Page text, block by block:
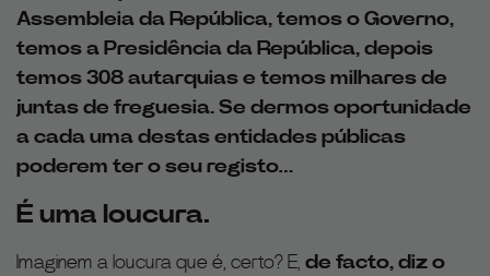
Assembleia da República, temos o Governo,
temos a Presidência da República, depois
temos 308 autarquias e temos milhares de
juntas de freguesia. Se dermos oportunidade
a cada uma destas entidades públicas
poderem ter o seu registo…
É uma loucura.
Imaginem a loucura que é, certo? E, de facto, diz o